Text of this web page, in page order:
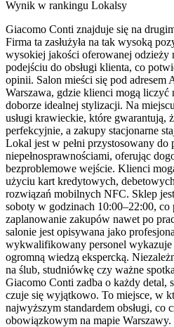
Wynik w rankingu Lokalsy
Giacomo Conti znajduje się na
Firma ta zasłużyła na tak wysoką
wysokiej jakości oferowanej odzieży
podejściu do obsługi klienta, co
opinii. Salon mieści się pod adresem
Warszawa, gdzie klienci mogą
doborze idealnej stylizacji. Na
usługi krawieckie, które gwarantują,
perfekcyjnie, a zakupy stacjonarne
Lokal jest w pełni przystosowany do
niepełnosprawnościami, oferując
bezproblemowe wejście. Klienci
użyciu kart kredytowych,
rozwiązań mobilnych NFC. Sklep
soboty w godzinach 10:00–22:00, co
zaplanowanie zakupów nawet po
salonie jest opisywana jako
wykwalifikowany personel wykazuje
ogromną wiedzą ekspercką.
na ślub, studniówkę czy ważne
Giacomo Conti zadba o każdy detal,
czuje się wyjątkowo. To miejsce, w
najwyższym standardem obsługi, co
obowiązkowym na mapie Warszawy.